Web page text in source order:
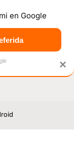
OFERTAS
×
en Google